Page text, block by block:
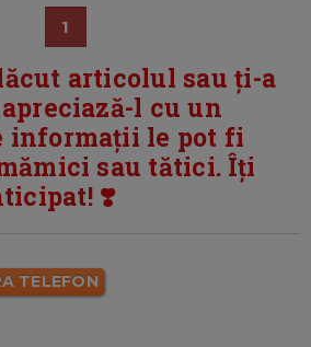
1
articolul sau ți-a
l cu un
informații le pot fi
sau tătici. Îți
❣️
TELEFON